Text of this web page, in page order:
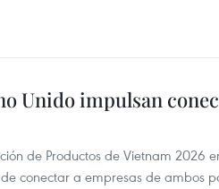
Unido impulsan
de Productos de Vietnam 2026
conectar a empresas de ambos